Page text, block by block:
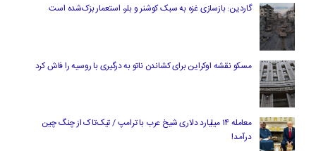
گاردین: بازسازی غزه به سبک کوشنر و بلر، استعمار بزک‌شده است
مسکو نقشه اوکراین برای کشاندن ناتو به درگیری با روسیه را فاش کرد
معامله ۱۴ میلیارد دلاری شیخ عرب با ترامپ / تیک‌تاک از چنگ چین
درآمد!